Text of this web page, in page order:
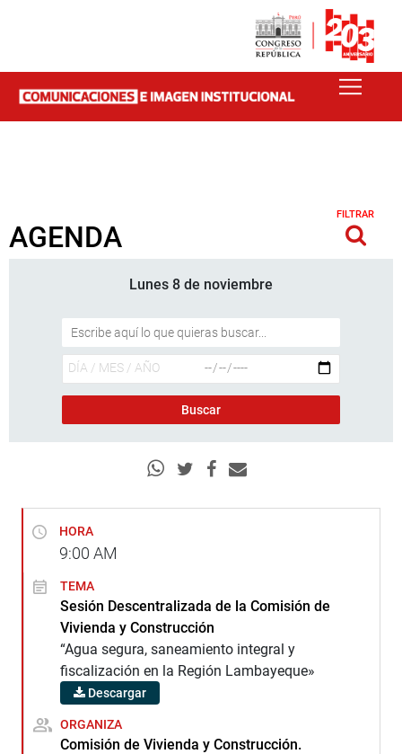
AGENDA
FILTRAR
Lunes 8 de noviembre
HORA
9:00 AM
TEMA
Sesión Descentralizada de la Comisión de
Vivienda y Construcción
“Agua segura, saneamiento integral y
fiscalización en la Región Lambayeque»
Descargar
ORGANIZA
Comisión de Vivienda y Construcción.